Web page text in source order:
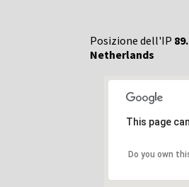
Posizione dell'IP
Netherlands
This page
Do you own